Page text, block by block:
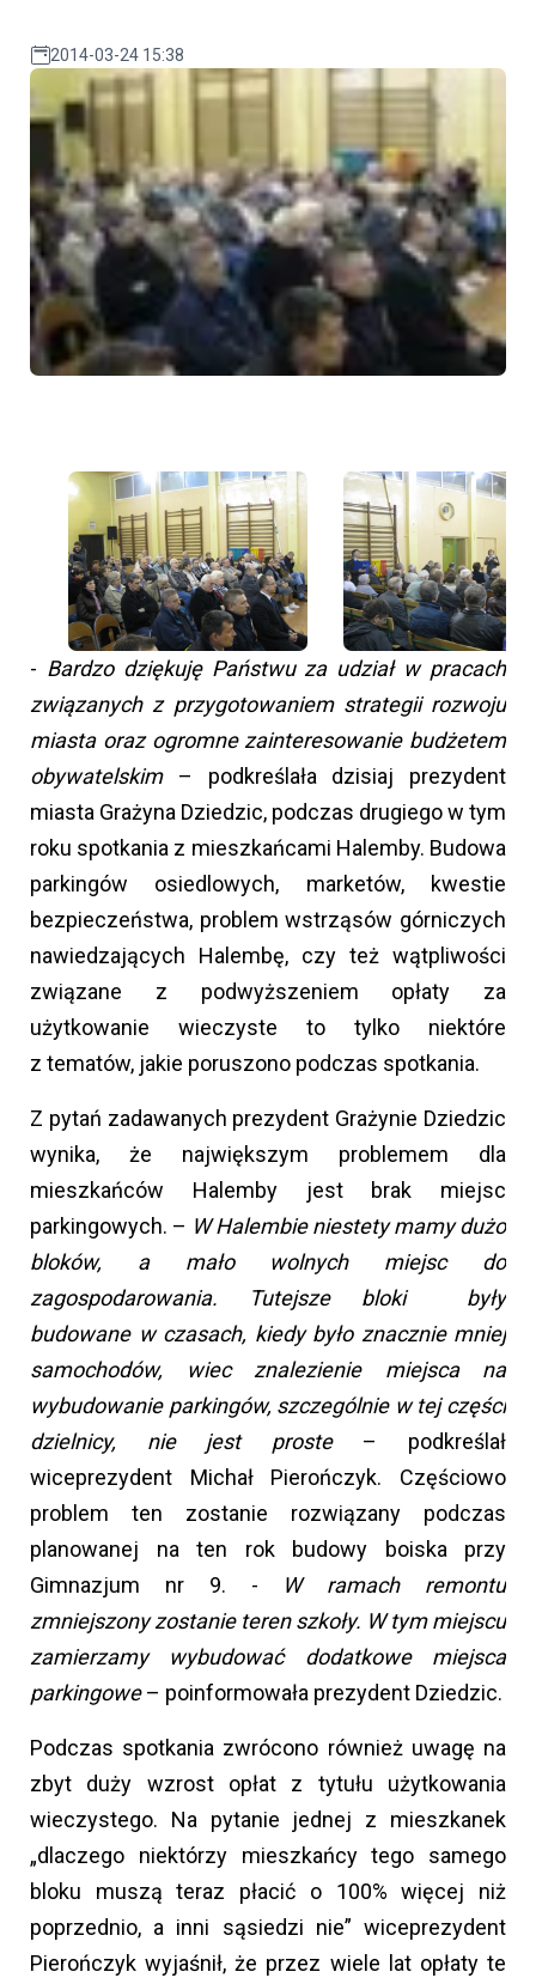
2014-03-24 15:38
- Bardzo dziękuję Państwu za udział w pracach
związanych z przygotowaniem strategii rozwoju
miasta oraz ogromne zainteresowanie budżetem
obywatelskim– podkreślała dzisiaj prezydent
miasta Grażyna Dziedzic, podczas drugiego w tym
roku spotkania z mieszkańcami Halemby. Budowa
parkingów osiedlowych, marketów, kwestie
bezpieczeństwa, problem wstrząsów górniczych
nawiedzających Halembę, czy też wątpliwości
związane z podwyższeniem opłaty za
użytkowanie wieczyste to tylko niektóre
z tematów, jakie poruszono podczas spotkania.
Z pytań zadawanych prezydent Grażynie Dziedzic
wynika, że największym problemem dla
mieszkańców Halemby jest brak miejsc
parkingowych. – W Halembie niestety mamy dużo
bloków, a mało wolnych miejsc do
zagospodarowania. Tutejsze bloki były
budowane w czasach, kiedy było znacznie mniej
samochodów, wiec znalezienie miejsca na
wybudowanie parkingów, szczególnie w tej części
dzielnicy, nie jest proste– podkreślał
wiceprezydent Michał Pierończyk. Częściowo
problem ten zostanie rozwiązany podczas
planowanej na ten rok budowy boiska przy
Gimnazjum nr 9. -
W ramach remontu
zmniejszony zostanie teren szkoły. W tym miejscu
zamierzamy wybudować dodatkowe miejsca
parkingowe– poinformowała prezydent Dziedzic.
Podczas spotkania zwrócono również uwagę na
zbyt duży wzrost opłat z tytułu użytkowania
wieczystego. Na pytanie jednej z mieszkanek
„dlaczego niektórzy mieszkańcy tego samego
bloku muszą teraz płacić o 100% więcej niż
poprzednio, a inni sąsiedzi nie” wiceprezydent
Pierończyk wyjaśnił, że przez wiele lat opłaty te